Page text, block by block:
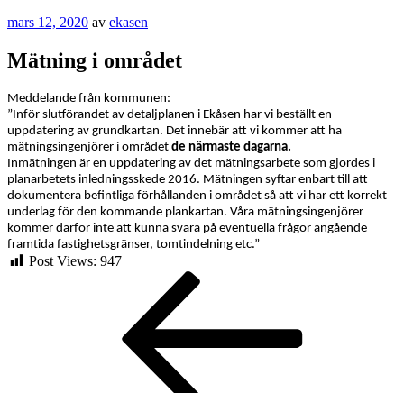
Publicerat
mars 12, 2020 av ekasen
Mätning i området
Meddelande från kommunen:
”Inför slutförandet av detaljplanen i Ekåsen har vi beställt en
uppdatering av grundkartan. Det innebär att vi kommer att ha
mätningsingenjörer i området de närmaste dagarna.
Inmätningen är en uppdatering av det mätningsarbete som gjordes i
planarbetets inledningsskede 2016. Mätningen syftar enbart till att
dokumentera befintliga förhållanden i området så att vi har ett korrekt
underlag för den kommande plankartan. Våra mätningsingenjörer
kommer därför inte att kunna svara på eventuella frågor angående
framtida fastighetsgränser, tomtindelning etc.”
Post Views: 947
Inläggsnavigering